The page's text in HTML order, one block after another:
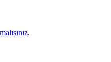
.